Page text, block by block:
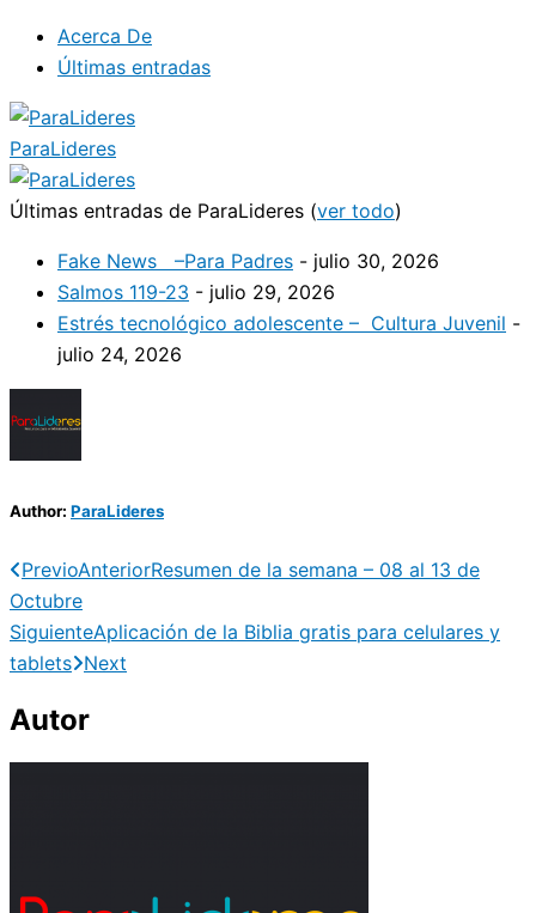
Acerca De
Últimas entradas
ParaLideres
Últimas entradas de ParaLideres (ver todo)
Fake News –Para Padres - julio 30, 2026
Salmos 119-23 - julio 29, 2026
Estrés tecnológico adolescente – Cultura Juvenil -
julio 24, 2026
Author: ParaLideres
PrevioAnteriorResumen de la semana – 08 al 13 de
Octubre
SiguienteAplicación de la Biblia gratis para celulares y
tablets Next
Autor